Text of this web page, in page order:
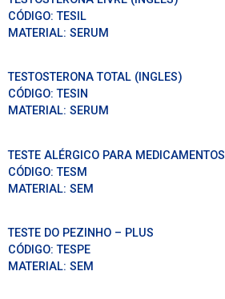
CÓDIGO:TESIL
MATERIAL: SERUM
TESTOSTERONA TOTAL (INGLES)
CÓDIGO:TESIN
MATERIAL: SERUM
TESTE ALÉRGICO PARA MEDICAMENTOS
CÓDIGO:TESM
MATERIAL: SEM
TESTE DO PEZINHO – PLUS
CÓDIGO:TESPE
MATERIAL: SEM